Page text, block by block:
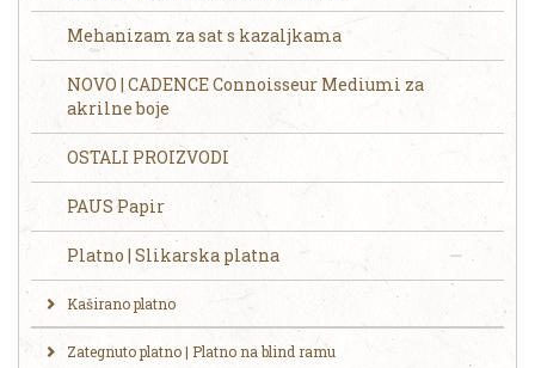
Mehanizam za sat s kazaljkama
NOVO | CADENCE Connoisseur Mediumi za
akrilne boje
OSTALI PROIZVODI
PAUS Papir
Platno | Slikarska platna
Kaširano platno
Zategnuto platno | Platno na blind ramu